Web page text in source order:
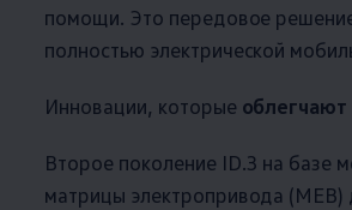
помощи. Это передовое
полностью электрической
Инновации, которые
Второе поколение ID.3 на базе
матрицы электропривода (MEB)